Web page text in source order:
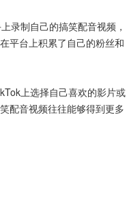
录制自己的搞笑配音视频，
平台上积累了自己的粉丝和
上选择自己喜欢的影片或
配音视频往往能够得到更多